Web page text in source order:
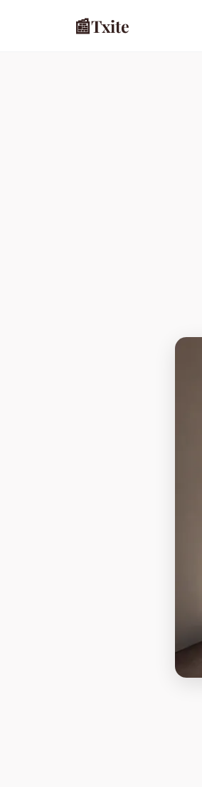
📰Txite